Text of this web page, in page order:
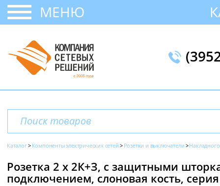
МЕНЮ
Каталог Компоненты электрических сетей Розетки и выключатели
Розетка 2 х 2К+З, с защитными
подключением, слоновая кость,